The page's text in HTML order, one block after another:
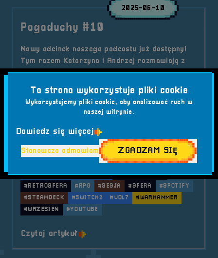
2025-06-10
Pogaduchy #10
Nowy odcinek naszego podcastu już dostępny!
Tym razem Katarzyna i Andrzej rozmawiają z
Kacprem Kobusem z MKwadrat Podcast.
Tematów nie brakuje – od wspomnień z dawnych
sesji RPG po przedsmak RetroSfery 2025.
Aktualności Podcast
Tagi: #2025 #BRZEG #CTHULHU
#GAMING
#KACPER
#KOORDYNATOR
#MISTRZ
#MKWADRAT
#POGADUCHY
#PRINCEOFPERSIA
#RETRO
#RETRO KONSOLE
#RETROGAMING
#RETROSFERA
#RPG #SESJA #SFERA
#SPOTIFY
#STEAMDECK
#SWITCH2 #VOL7
#WARHAMMER
#WRZESIEŃ
#YOUTUBE
Czytaj artykuło tytule Pogaduchy #10
Ta strona wykorzystuje pliki cookie
Wykorzystujemy pliki cookie, aby analizować ruch w
naszej witrynie.
Dowiedz się więcej
Stanowczo odmawiam ZGADZAM SIĘ